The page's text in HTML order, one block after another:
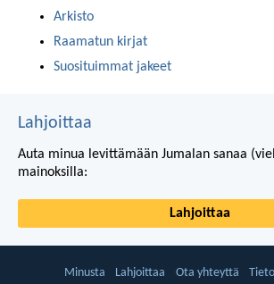
Arkisto
Raamatun kirjat
Suosituimmat jakeet
Lahjoittaa
Auta minua levittämään Jumalan sanaa
mainoksilla:
Lahjoittaa
Minusta Lahjoittaa Ota yhteyttä